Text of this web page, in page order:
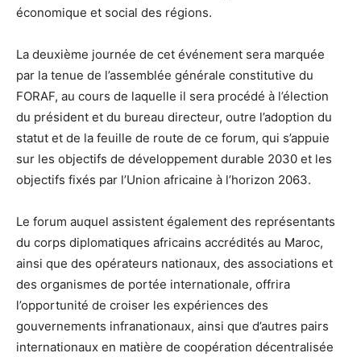
économique et social des régions.
La deuxième journée de cet événement sera marquée
par la tenue de l’assemblée générale constitutive du
FORAF, au cours de laquelle il sera procédé à l’élection
du président et du bureau directeur, outre l’adoption du
statut et de la feuille de route de ce forum, qui s’appuie
sur les objectifs de développement durable 2030 et les
objectifs fixés par l’Union africaine à l’horizon 2063.
Le forum auquel assistent également des représentants
du corps diplomatiques africains accrédités au Maroc,
ainsi que des opérateurs nationaux, des associations et
des organismes de portée internationale, offrira
l’opportunité de croiser les expériences des
gouvernements infranationaux, ainsi que d’autres pairs
internationaux en matière de coopération décentralisée